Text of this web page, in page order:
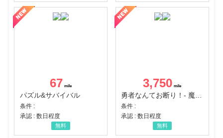
67
パズル&サバイバル
条件 :
承認 : 数日程度
無料
3,750
条件 :
承認 : 数日程度
無料